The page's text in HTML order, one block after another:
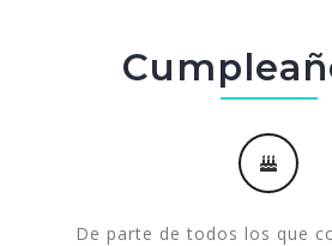
De parte de todos los que